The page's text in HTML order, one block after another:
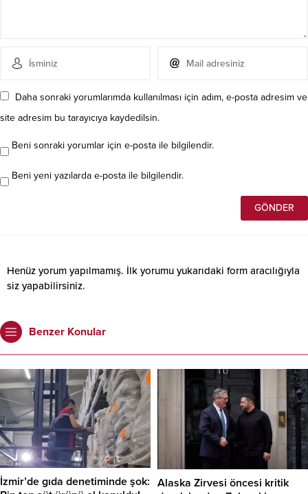
Daha sonraki yorumlarımda kullanılması için adım, e-posta adresim ve
site adresim bu tarayıcıya kaydedilsin.
Beni sonraki yorumlar için e-posta ile bilgilendir.
Beni yeni yazılarda e-posta ile bilgilendir.
Henüz yorum yapılmamış. İlk yorumu yukarıdaki form aracılığıyla
siz yapabilirsiniz.
Benzer Konular
İzmir’de gıda denetiminde şok: Alaska Zirvesi öncesi kritik